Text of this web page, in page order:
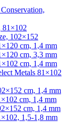
81×102
102×152
cm, 1,4 mm
cm, 3,3 mm
cm, 1,4 mm
Metals 81×102
cm, 1,4 mm
cm, 1,4 mm
cm, 1,4 mm
1,5-1,8 mm